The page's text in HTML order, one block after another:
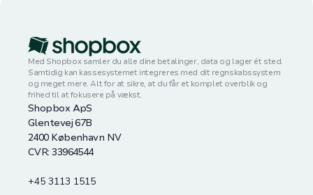
Med Shopbox samler du alle dine betalinger, data og lager ét sted.
Samtidig kan kassesystemet integreres med dit regnskabssystem
og meget mere. Alt for at sikre, at du får et komplet overblik og
frihed til at fokusere på vækst.
Shopbox ApS
Glentevej 67B
2400 København NV
CVR: 33964544
+45 3113 1515